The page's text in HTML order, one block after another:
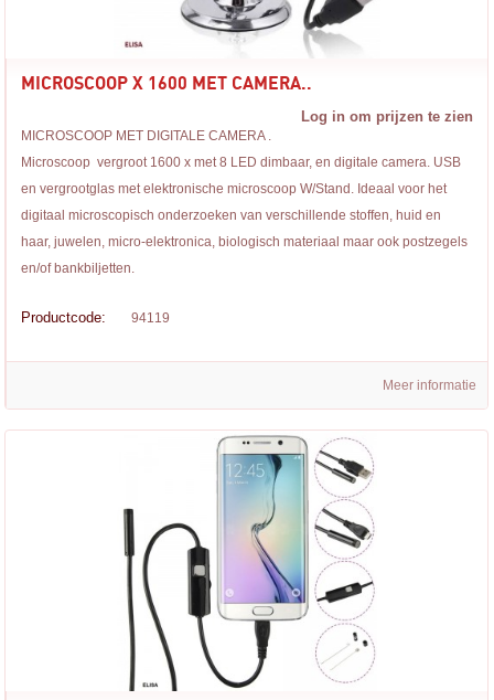
MICROSCOOP X 1600 MET CAMERA..
Log in om prijzen te zien
MICROSCOOP MET DIGITALE CAMERA .
Microscoop vergroot 1600 x met 8 LED dimbaar, en digitale camera. USB
en vergrootglas met elektronische microscoop W/Stand. Ideaal voor het
digitaal microscopisch onderzoeken van verschillende stoffen, huid en
haar, juwelen, micro-elektronica, biologisch materiaal maar ook postzegels
en/of bankbiljetten.
Productcode: 94119
Meer informatie